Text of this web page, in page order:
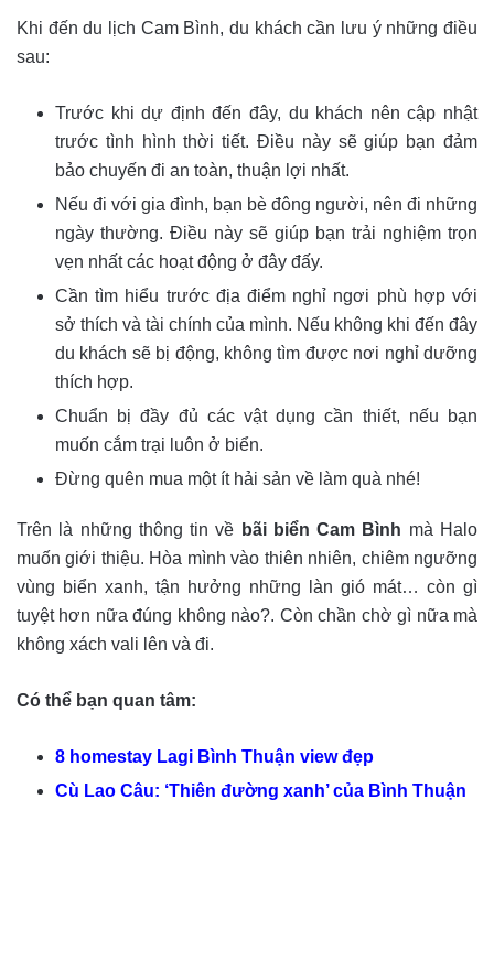
Khi đến du lịch Cam Bình, du khách cần lưu ý những điều
sau:
Trước khi dự định đến đây, du khách nên cập nhật
trước tình hình thời tiết. Điều này sẽ giúp bạn đảm
bảo chuyến đi an toàn, thuận lợi nhất.
Nếu đi với gia đình, bạn bè đông người, nên đi những
ngày thường. Điều này sẽ giúp bạn trải nghiệm trọn
vẹn nhất các hoạt động ở đây đấy.
Cần tìm hiểu trước địa điểm nghỉ ngơi phù hợp với
sở thích và tài chính của mình. Nếu không khi đến đây
du khách sẽ bị động, không tìm được nơi nghỉ dưỡng
thích hợp.
Chuẩn bị đầy đủ các vật dụng cần thiết, nếu bạn
muốn cắm trại luôn ở biển.
Đừng quên mua một ít hải sản về làm quà nhé!
Trên là những thông tin về bãi biển Cam Bình mà Halo
muốn giới thiệu. Hòa mình vào thiên nhiên, chiêm ngưỡng
vùng biển xanh, tận hưởng những làn gió mát… còn gì
tuyệt hơn nữa đúng không nào?. Còn chần chờ gì nữa mà
không xách vali lên và đi.
Có thể bạn quan tâm:
8 homestay Lagi Bình Thuận view đẹp
Cù Lao Câu: ‘Thiên đường xanh’ của Bình Thuận